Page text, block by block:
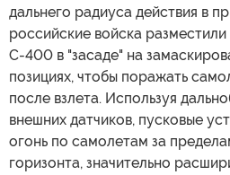
дальнего радиуса действия в
российские войска
С-400 в "засаде" на
позициях, чтобы поражать
после взлета. Используя
внешних датчиков, пусковые
огонь по самолетам за
горизонта, значительно